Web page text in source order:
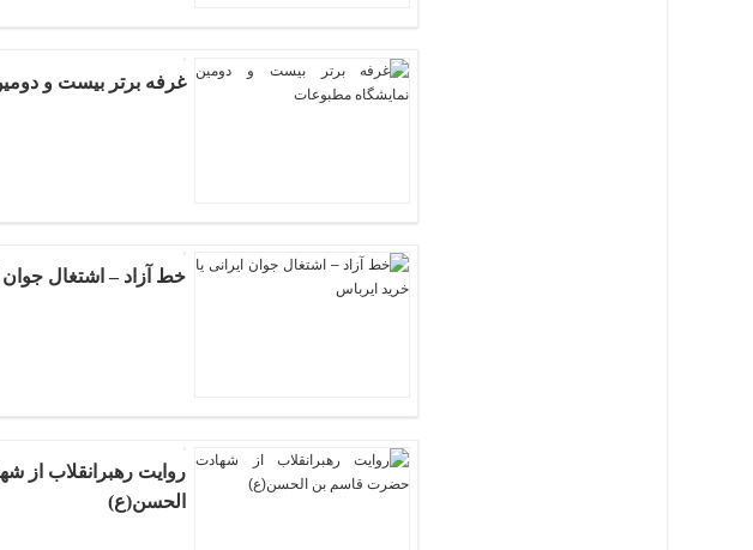
غرفه برتر بیست و
خط آزاد – اشتغال جوان
روایت رهبرانقلاب
الحسن(ع)